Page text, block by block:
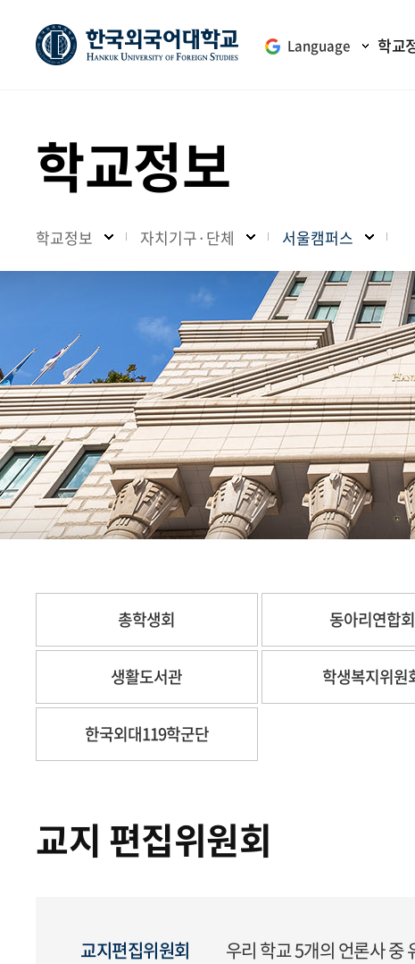
Language 학교
학교정보
학교정보 자치기구·단체 서울캠퍼스
총학생회 동아리연합회
생활도서관 학생복지위원
한국외대119학군단
교지 편집위원회
교지편집위원회 우리 학교 5개의 언론사 중